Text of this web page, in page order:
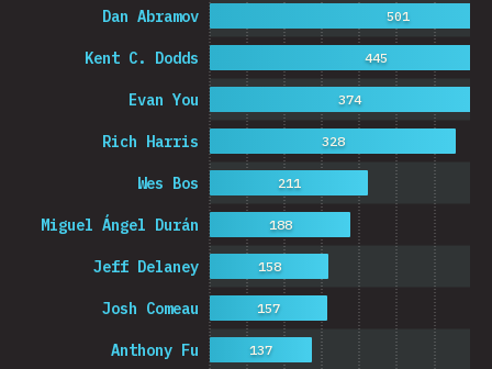
Anthony Fu
Josh Comeau
Jeff Delaney
Miguel Ángel Durán
Wes Bos
Rich Harris
Evan You
Kent C. Dodds
Dan Abramov
137
157
158
188
211
328
374
445
501